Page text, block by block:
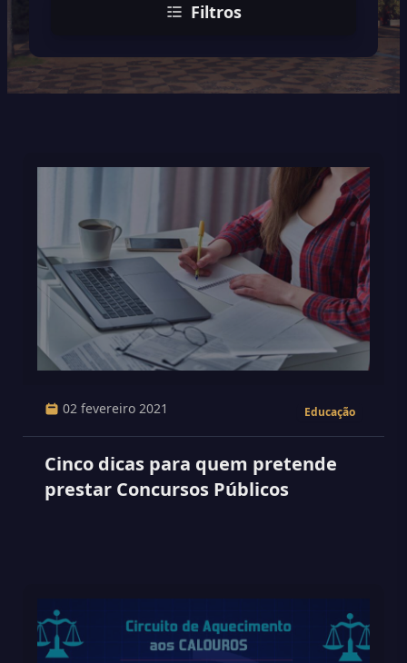
Filtros
02 fevereiro 2021 Educação
Cinco dicas para quem pretende
prestar Concursos Públicos